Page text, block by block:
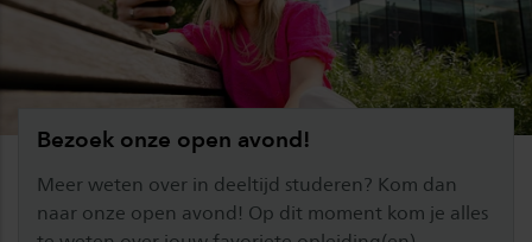
Bezoek onze open avond!
Meer weten over in deeltijd studeren? Kom dan
naar onze open avond! Op dit moment kom je alles